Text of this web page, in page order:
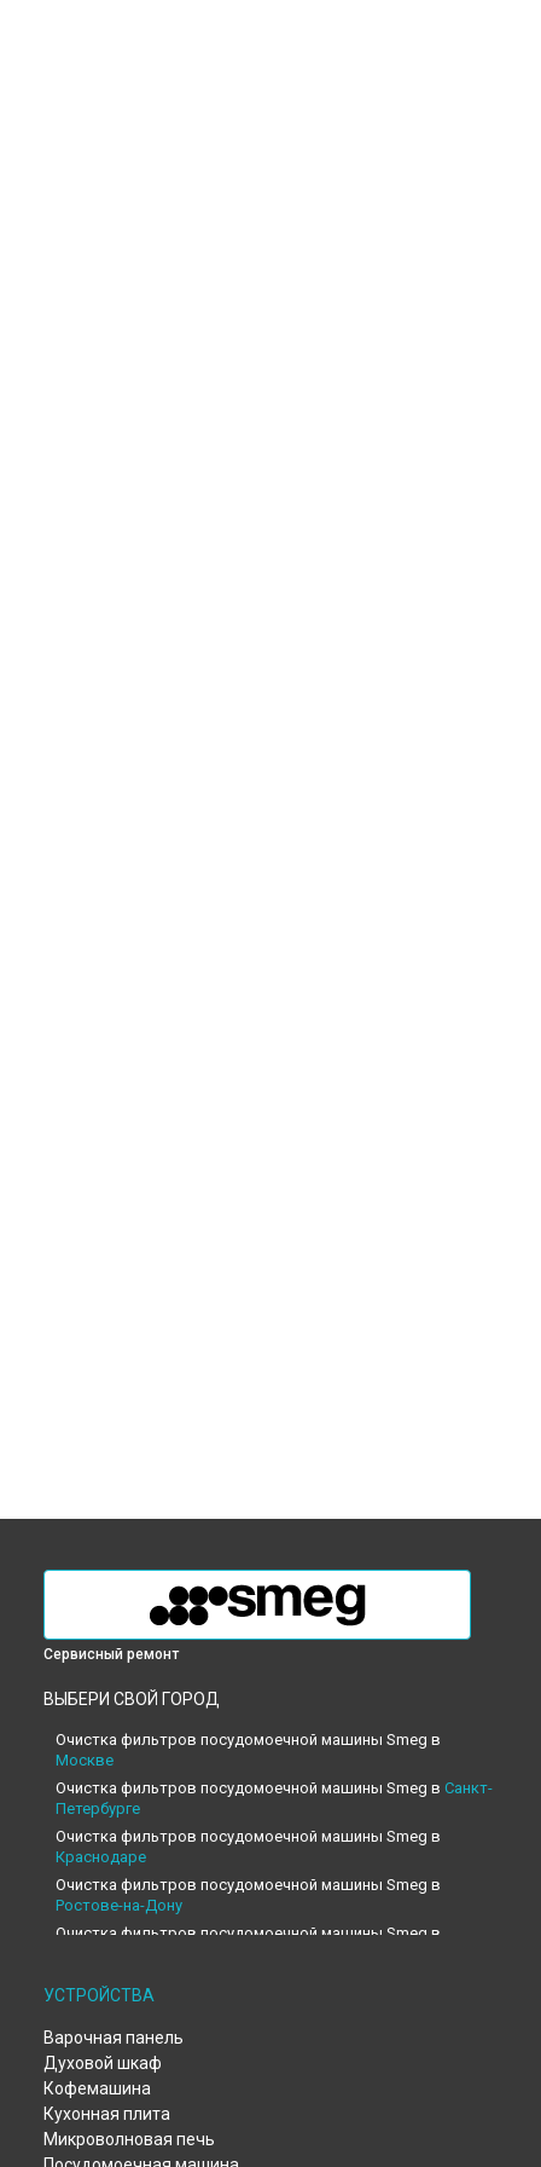
Сервисный ремонт
ВЫБЕРИ СВОЙ ГОРОД
Очистка фильтров посудомоечной машины Smeg в
Москве
Очистка фильтров посудомоечной машины Smeg в Санкт-
Петербурге
Очистка фильтров посудомоечной машины Smeg в
Краснодаре
Очистка фильтров посудомоечной машины Smeg в
Ростове-на-Дону
Очистка фильтров посудомоечной машины Smeg в
Очистка фильтров посудомоечной машины Smeg в
Новосибирске
Очистка фильтров посудомоечной машины Smeg в
Челябинске
Очистка фильтров посудомоечной машины Smeg в
Екатеринбурге
Очистка фильтров посудомоечной машины Smeg в
Очистка фильтров посудомоечной машины Smeg в
УСТРОЙСТВА
Варочная панель
Духовой шкаф
Кофемашина
Кухонная плита
Микроволновая печь